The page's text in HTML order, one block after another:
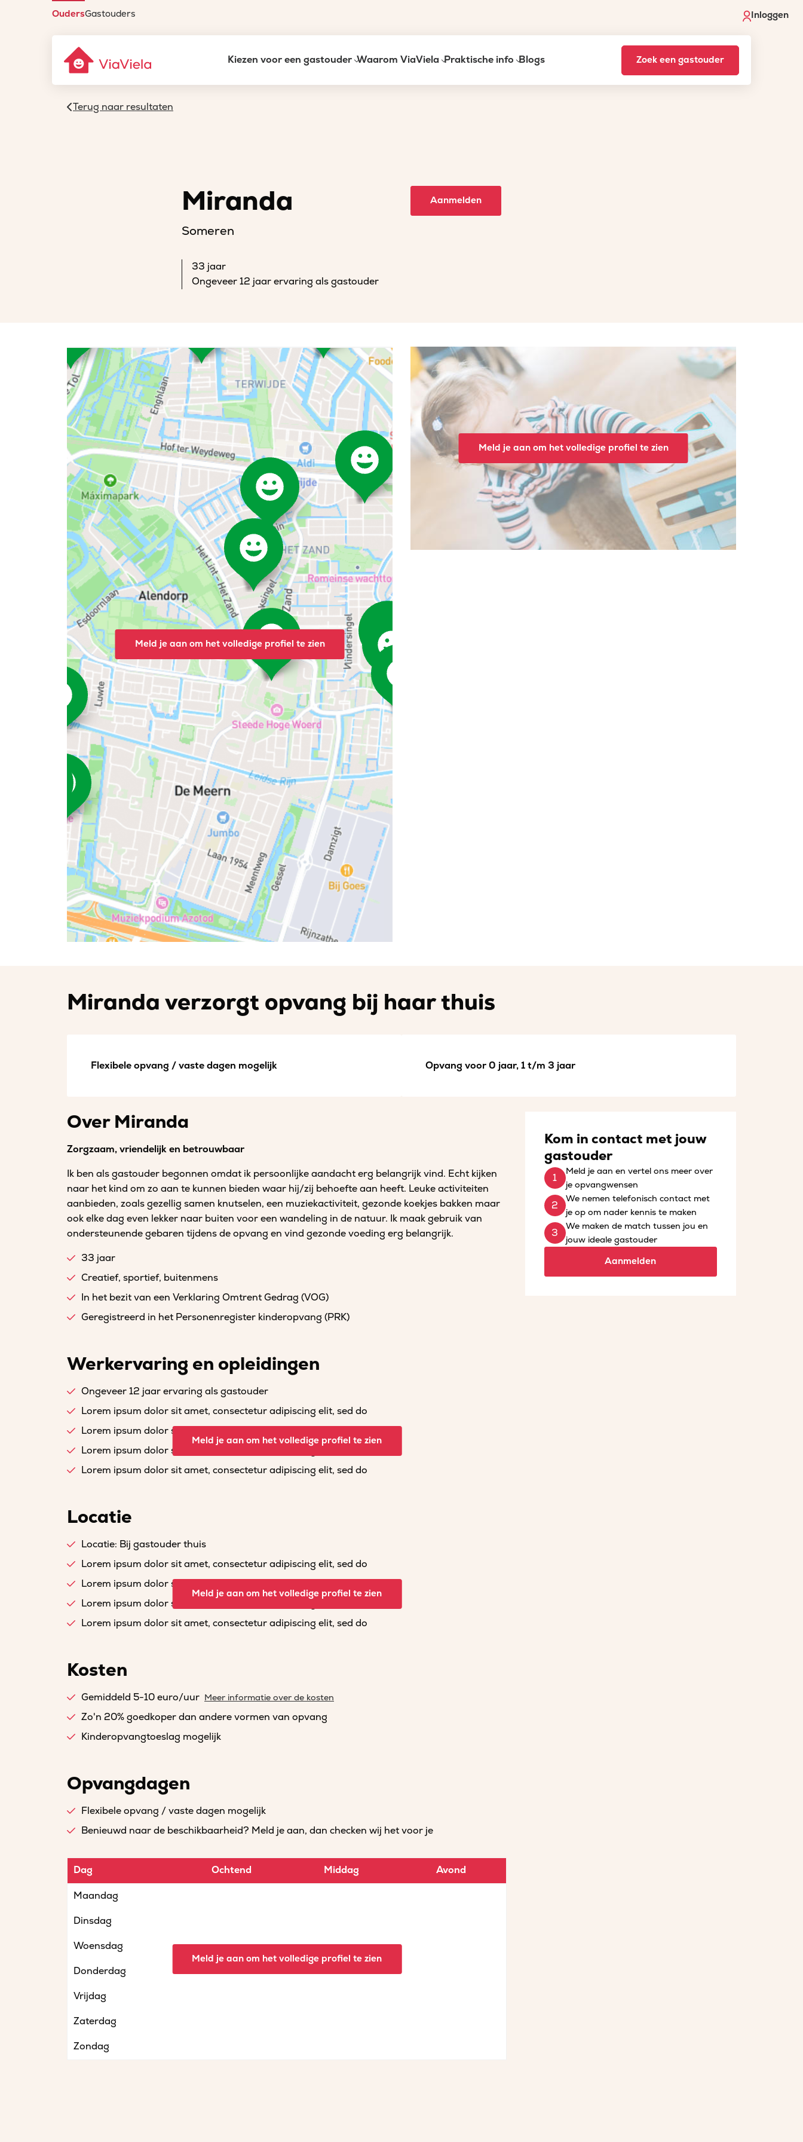
OudersGastouders Inloggen
Kiezen voor een gastouder Waarom ViaViela Praktische info Blogs Zoek een gastouder
Terug naar resultaten
Miranda
Someren
33 jaar
Ongeveer 12 jaar ervaring als gastouder
Aanmelden
Meld je aan om het volledige profiel te zien
Meld je aan om het volledige profiel te zien
Miranda verzorgt opvang bij haar thuis
Flexibele opvang / vaste dagen mogelijk Opvang voor 0 jaar, 1 t/m 3 jaar
Over Miranda
Zorgzaam, vriendelijk en betrouwbaar
Ik ben als gastouder begonnen omdat ik persoonlijke aandacht erg belangrijk vind. Echt kijken
naar het kind om zo aan te kunnen bieden waar hij/zij behoefte aan heeft. Leuke activiteiten
aanbieden, zoals gezellig samen knutselen, een muziekactiviteit, gezonde koekjes bakken maar
ook elke dag even lekker naar buiten voor een wandeling in de natuur. Ik maak gebruik van
ondersteunende gebaren tijdens de opvang en vind gezonde voeding erg belangrijk.
33 jaar
Creatief, sportief, buitenmens
In het bezit van een Verklaring Omtrent Gedrag (VOG)
Geregistreerd in het Personenregister kinderopvang (PRK)
Kom in contact met jouw
gastouder
Meld je aan en vertel ons meer over
je opvangwensen
We nemen telefonisch contact met
je op om nader kennis te maken
We maken de match tussen jou en
jouw ideale gastouder
Aanmelden
Werkervaring en opleidingen
Ongeveer 12 jaar ervaring als gastouder
Lorem ipsum dolor sit amet, consectetur adipiscing elit, sed do
Lorem ipsum dolor sit amet, consectetur adipiscing elit, sed do
Lorem ipsum dolor sit amet, consectetur adipiscing elit, sed do
Lorem ipsum dolor sit amet, consectetur adipiscing elit, sed do
Meld je aan om het volledige profiel te zien
Locatie
Locatie: Bij gastouder thuis
Lorem ipsum dolor sit amet, consectetur adipiscing elit, sed do
Lorem ipsum dolor sit amet, consectetur adipiscing elit, sed do
Lorem ipsum dolor sit amet, consectetur adipiscing elit, sed do
Lorem ipsum dolor sit amet, consectetur adipiscing elit, sed do
Meld je aan om het volledige profiel te zien
Kosten
Gemiddeld 5-10 euro/uur Meer informatie over de kosten
Zo'n 20% goedkoper dan andere vormen van opvang
Kinderopvangtoeslag mogelijk
Opvangdagen
Flexibele opvang / vaste dagen mogelijk
Benieuwd naar de beschikbaarheid? Meld je aan, dan checken wij het voor je
Dag Ochtend Middag Avond
Maandag
Dinsdag
Woensdag
Donderdag
Vrijdag
Zaterdag
Zondag
Meld je aan om het volledige profiel te zien